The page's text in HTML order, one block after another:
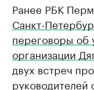
Ранее РБК
Санкт-
переговоры об
организации
двух встреч
руководителей